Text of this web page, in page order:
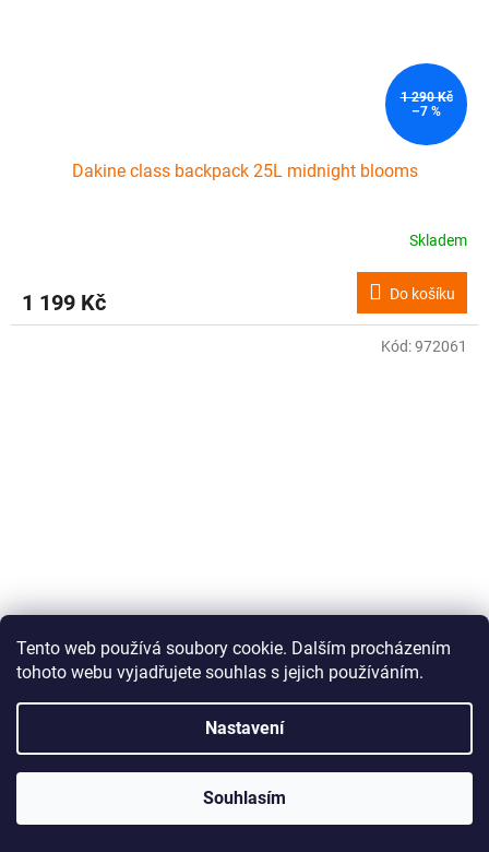
Tento web používá soubory cookie. Dalším procházením
tohoto webu vyjadřujete souhlas s jejich používáním.
Nastavení
Souhlasím
1 290 Kč
–7 %
Dakine class backpack 25L midnight blooms
Skladem
1 199 Kč Do košíku
1 199 Kč
Kód:972061